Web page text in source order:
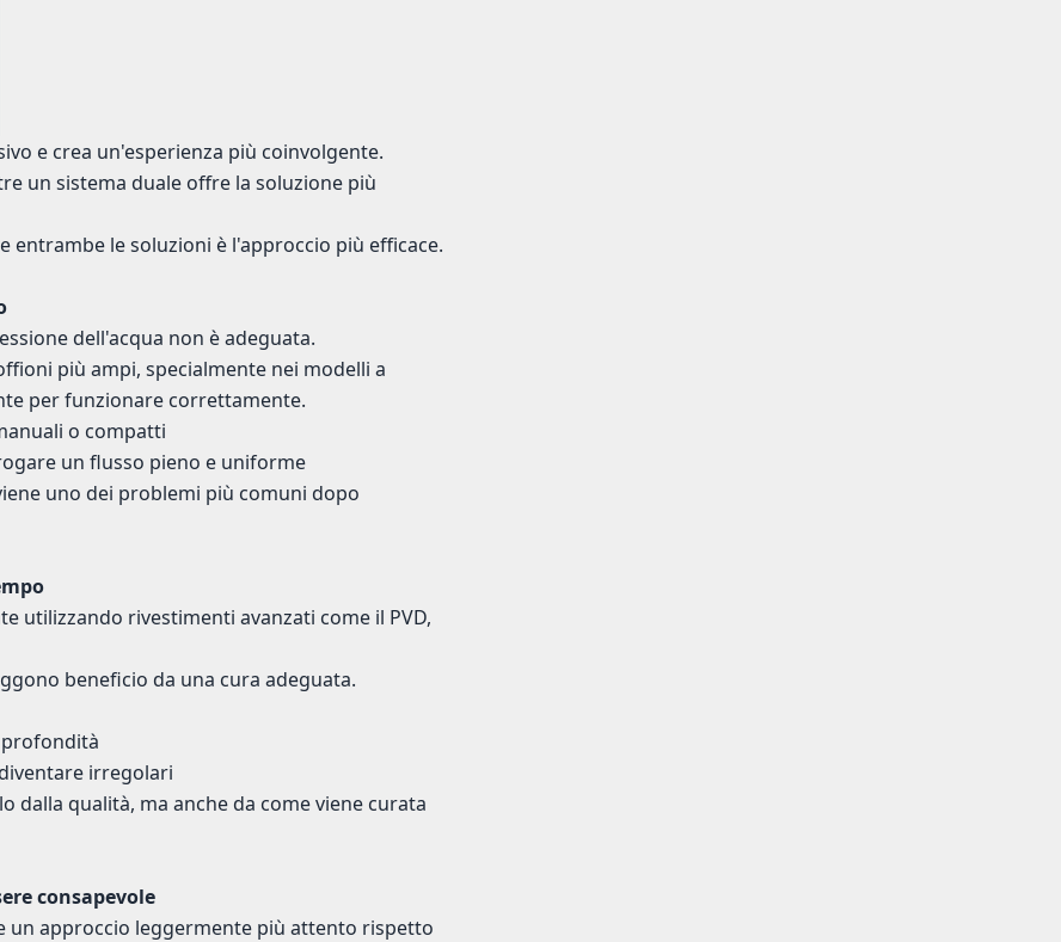
e crea un'esperienza più coinvolgente.
un sistema duale offre la soluzione più
le soluzioni è l'approccio più efficace.
dell'acqua non è adeguata.
più ampi, specialmente nei modelli a
per funzionare correttamente.
o compatti
un flusso pieno e uniforme
uno dei problemi più comuni dopo
utilizzando rivestimenti avanzati come il PVD,
beneficio da una cura adeguata.
irregolari
dalla qualità, ma anche da come viene curata
consapevole
un approccio leggermente più attento rispetto